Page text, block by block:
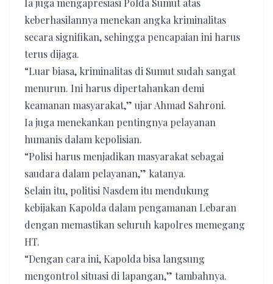
Ia juga mengapresiasi Polda Sumut atas
keberhasilannya menekan angka kriminalitas
secara signifikan, sehingga pencapaian ini harus
terus dijaga.
“Luar biasa, kriminalitas di Sumut sudah sangat
menurun. Ini harus dipertahankan demi
keamanan masyarakat,” ujar Ahmad Sahroni.
Ia juga menekankan pentingnya pelayanan
humanis dalam kepolisian.
“Polisi harus menjadikan masyarakat sebagai
saudara dalam pelayanan,” katanya.
Selain itu, politisi Nasdem itu mendukung
kebijakan Kapolda dalam pengamanan Lebaran
dengan memastikan seluruh kapolres memegang
HT.
“Dengan cara ini, Kapolda bisa langsung
mengontrol situasi di lapangan,” tambahnya.